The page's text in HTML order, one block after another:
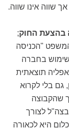
שווה אינו שווה.
בהצעת החוק;
"הכניסה
בחברה
תוצאתית
גם בלי לקרוא
שהקבוצה
לצורך
היא לכאורה